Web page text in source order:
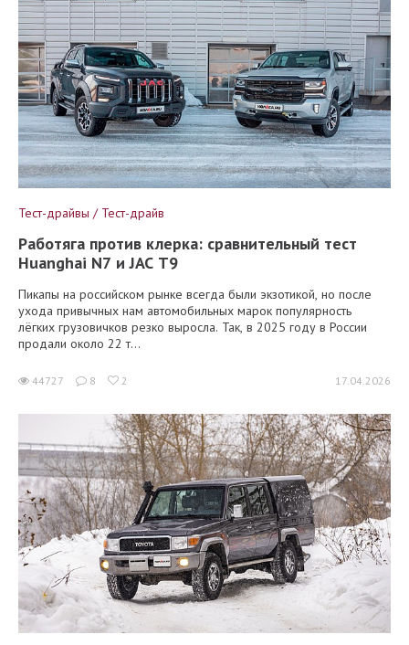
Тест-драйвы / Тест-драйв
Работяга против клерка: сравнительный тест
Huanghai N7 и JAC T9
Пикапы на российском рынке всегда были экзотикой, но после
ухода привычных нам автомобильных марок популярность
лёгких грузовичков резко выросла. Так, в 2025 году в России
продали около 22 т...
44727 8 2 17.04.2026